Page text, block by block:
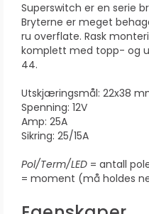
Superswitch er en serie
Bryterne er meget
ru overflate. Rask
komplett med topp- og
44.
Utskjæringsmål: 22x38
Spenning: 12V
Amp: 25A
Sikring: 25/15A
Pol/Term/LED = antall
= moment (må holdes